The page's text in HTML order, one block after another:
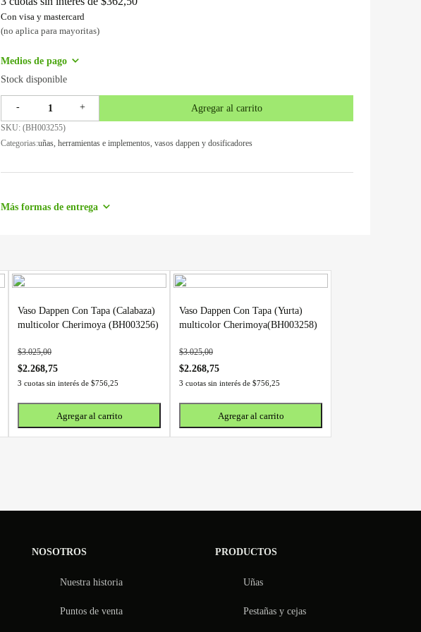
Con visa y mastercard
(no aplica para mayoritas)
Medios de pago
Stock disponible
- + Agregar al carrito
SKU: (BH003255)
Categorias:uñas, herramientas e implementos, vasos dappen y dosificadores
Más formas de entrega
Vaso Dappen Con Tapa (Calabaza)
multicolor Cherimoya (BH003256)
$3.025,00
$2.268,75
3 cuotas sin interés de $756,25
Agregar al carrito
Vaso Dappen Con Tapa (Yurta)
multicolor Cherimoya(BH003258)
$3.025,00
$2.268,75
3 cuotas sin interés de $756,25
Agregar al carrito
NOSOTROS
Nuestra historia
Puntos de venta
PRODUCTOS
Uñas
Pestañas y cejas